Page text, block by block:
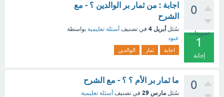
0
تصويتات
1
إجابة
اجابة : من ثمار بر الوالدين ؟ - مع
الشرح
سُئل أبريل 4 في تصنيف أسئلة تعليمية بواسطة
عبود
اجابة ثمار الوالدين
0 ما ثمار بر الأم ؟ ؟ - مع الشرح
سُئل مارس 29 في تصنيف أسئلة تعليمية